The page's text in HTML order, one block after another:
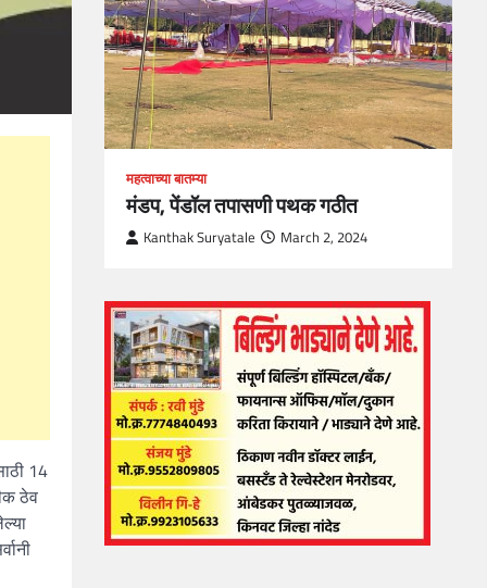
14
ठेव
महत्वाच्या बातम्या
मंडप, पेंडॉल तपासणी पथक गठीत
Kanthak Suryatale March 2, 2024